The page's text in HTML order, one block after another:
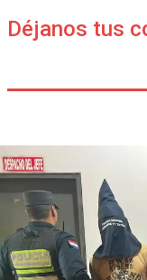
Déjanos tus